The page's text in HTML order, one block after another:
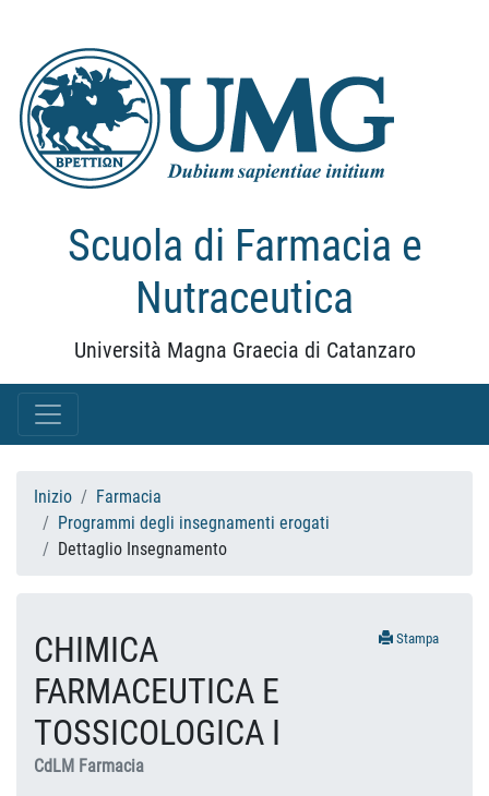
Scuola di Farmacia e
Nutraceutica
Università Magna Graecia di Catanzaro
Inizio
Farmacia
Programmi degli insegnamenti erogati
Dettaglio Insegnamento
Stampa
CHIMICA
FARMACEUTICA E
TOSSICOLOGICA I
CdLM Farmacia